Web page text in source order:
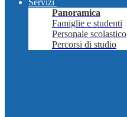
Servizi
Panoramica
Famiglie e studenti
Personale scolastico
Percorsi di studio